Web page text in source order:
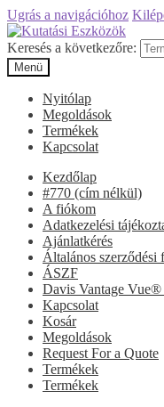
Ugrás a navigációhoz
Keresés a következőre:
Menü
Nyitólap
Megoldások
Termékek
Kapcsolat
Kezdőlap
#770 (cím nélkül)
A fiókom
Adatkezelési
Ajánlatkérés
Általános szerződési
ÁSZF
Davis Vantage Vue®
Kapcsolat
Kosár
Megoldások
Request For a Quote
Termékek
Termékek